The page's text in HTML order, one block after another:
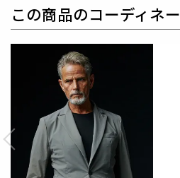
表地 : ナイロン69% ポリウレ
別布 : ポリエステル100%
別布2 : キュプラ100%
世界初の清潔クリーニングリ
したサステナブル素材。
フリーカット可能な特殊技術
を気にせず美しいラインを表現
セットアップやカットライン
インに最適。
この商品のコーディネ